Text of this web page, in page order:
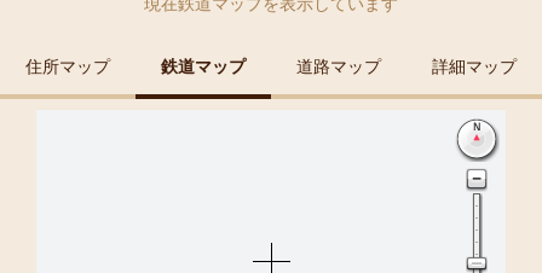
住所マップ 鉄道マップ 道路マップ 詳細マップ